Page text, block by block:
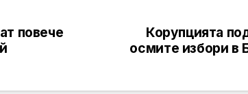
Корупцията
осмите избори в
повече